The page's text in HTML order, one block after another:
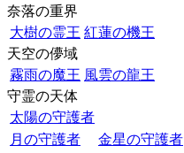
奈落の重界
大樹の霊王 紅蓮の機王
天空の儚域
霧雨の魔王 風雲の龍王
守霊の天体
太陽の守護者
月の守護者
金星の守護者